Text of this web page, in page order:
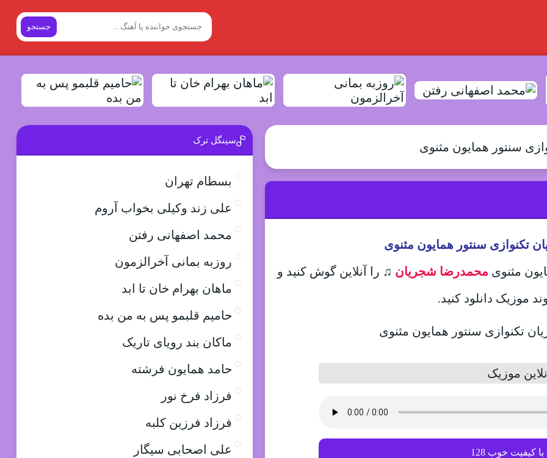
جستجو
سنتور همایون مثنوی
تکنوازی سنتور همایون مثنوی
مثنوی محمدرضا شجریان ♫ را آنلاین گوش کنید و
موزیک دانلود کنید.
موزیک
با کیفیت خوب 128
سینگل ترک
بسطام تهران
علی زند وکیلی بخواب آروم
محمد اصفهانی رفتن
روزبه بمانی آخرالزمون
ماهان بهرام خان تا ابد
حامیم قلبمو پس به من بده
ماکان بند رویای تاریک
حامد همایون فرشته
فرزاد فرخ نور
فرزاد فرزین کلبه
علی اصحابی سیگار